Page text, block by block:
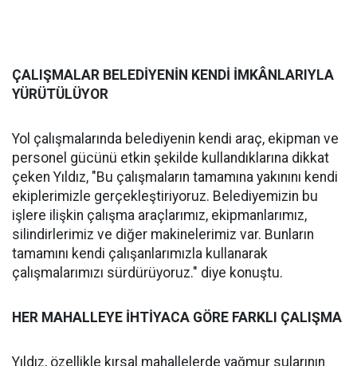
ÇALIŞMALAR BELEDİYENİN KENDİ İMKÂNLARIYLA
YÜRÜTÜLÜYOR
Yol çalışmalarında belediyenin kendi araç, ekipman ve
personel gücünü etkin şekilde kullandıklarına dikkat
çeken Yıldız, "Bu çalışmaların tamamına yakınını kendi
ekiplerimizle gerçekleştiriyoruz. Belediyemizin bu
işlere ilişkin çalışma araçlarımız, ekipmanlarımız,
silindirlerimiz ve diğer makinelerimiz var. Bunların
tamamını kendi çalışanlarımızla kullanarak
çalışmalarımızı sürdürüyoruz." diye konuştu.
HER MAHALLEYE İHTİYACA GÖRE FARKLI ÇALIŞMA
Yıldız, özellikle kırsal mahallelerde yağmur sularının